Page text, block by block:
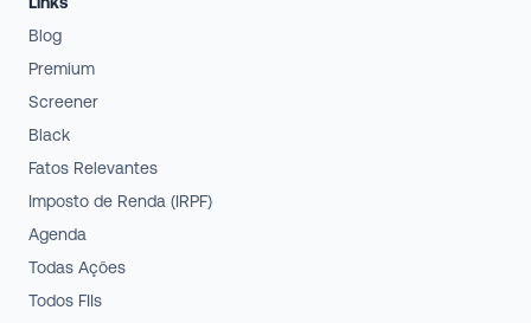
Blog
Premium
Screener
Black
Fatos Relevantes
Imposto de Renda (IRPF)
Agenda
Todas Ações
Todos FIIs